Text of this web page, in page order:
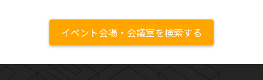
イベント会場・会議室を検索する